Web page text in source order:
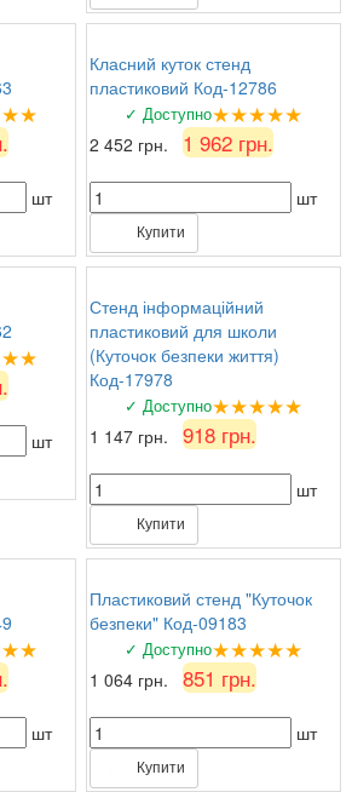
шт
Класний куток стенд
пластиковий Код-12786
✓ Доступно★★★★★
2 452 грн. 1 962 грн.
шт
Купити
шт
Стенд інформаційний
пластиковий для школи
(Куточок безпеки життя)
Код-17978
✓ Доступно★★★★★
1 147 грн. 918 грн.
шт
Купити
шт
Пластиковий стенд "Куточок
безпеки" Код-09183
✓ Доступно★★★★★
1 064 грн. 851 грн.
шт
Купити